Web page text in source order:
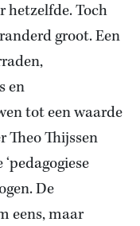
hetzelfde. Toch
groot. Een
en
tot een waarde
Theo Thijssen
De
eens, maar